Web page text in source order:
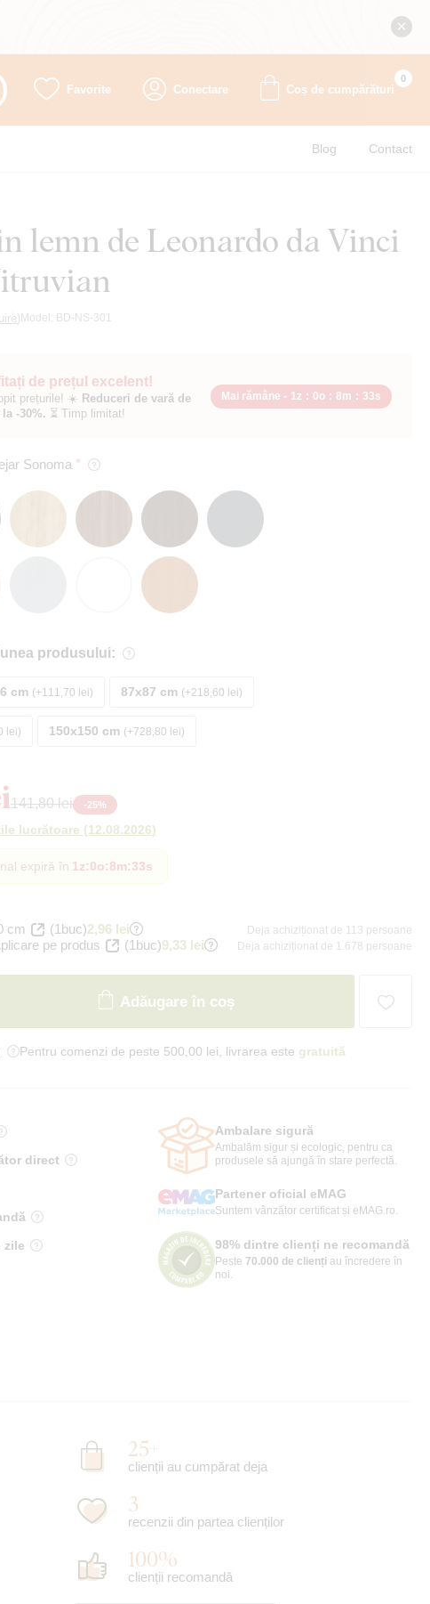
Favorite Conectare Coș de cumpărături
0
Blog Contact
lemn de Leonardo da Vinci
) Model: BD-NS-301
de prețul excelent!
prețurile! ☀️ Reduceri de vară de
la -30%. ⏳ Timp limitat!
Mai rămâne - 1z : 0o : 8m : 32s
Sonoma
produsului:
cm +111,70 lei 87x87 cm +218,60 lei
+605,40 lei 150x150 cm +728,80 lei
141,80 lei -25%
lucrătoare (12.08.2026)
expiră în 1z:0o:8m:32s
cm
(1buc)2,96 lei Deja achiziționat de 113 persoane
pe produs (1buc)9,33 lei Deja achiziționat de 1 678 persoane
Adăugare în coș
Pentru comenzi de peste 500,00 lei, livrarea este gratuită
direct
zile
Ambalare sigură
Ambalăm sigur și ecologic, pentru ca
produsele să ajungă în stare perfectă.
Partener oficial eMAG
Suntem vânzător certificat și eMAG.ro.
98% dintre clienți ne recomandă
Peste 70.000 de clienți au încredere în
noi.
25+
clienții au cumpărat deja
3
recenzii din partea clienților
100%
clienții recomandă